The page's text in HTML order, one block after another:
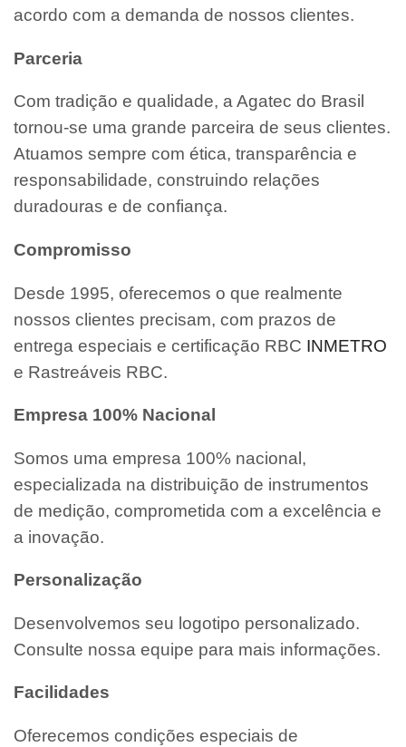
acordo com a demanda de nossos clientes.
Parceria
Com tradição e qualidade, a Agatec do Brasil
tornou-se uma grande parceira de seus clientes.
Atuamos sempre com ética, transparência e
responsabilidade, construindo relações
duradouras e de confiança.
Compromisso
Desde 1995, oferecemos o que realmente
nossos clientes precisam, com prazos de
entrega especiais e certificação RBC INMETRO
e Rastreáveis RBC.
Empresa 100% Nacional
Somos uma empresa 100% nacional,
especializada na distribuição de instrumentos
de medição, comprometida com a excelência e
a inovação.
Personalização
Desenvolvemos seu logotipo personalizado.
Consulte nossa equipe para mais informações.
Facilidades
Oferecemos condições especiais de